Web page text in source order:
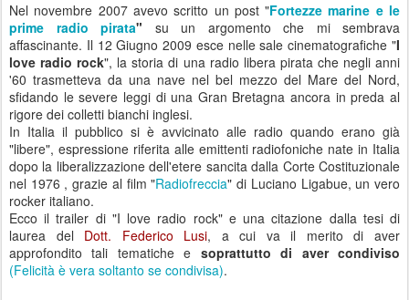
Nel novembre 2007 avevo scritto un post "Fortezze marine e le
prime radio pirata" su un argomento che mi sembrava
affascinante. Il 12 Giugno 2009 esce nelle sale cinematografiche "I
love radio rock", la storia di una radio libera pirata che negli anni
'60 trasmetteva da una nave nel bel mezzo del Mare del Nord,
sfidando le severe leggi di una Gran Bretagna ancora in preda al
rigore dei colletti bianchi inglesi.
In Italia il pubblico si è avvicinato alle radio quando erano già
"libere", espressione riferita alle emittenti radiofoniche nate in Italia
dopo la liberalizzazione dell'etere sancita dalla Corte Costituzionale
nel 1976 , grazie al film "Radiofreccia" di Luciano Ligabue, un vero
rocker italiano.
Ecco il trailer di "I love radio rock" e una citazione dalla tesi di
laurea del Dott. Federico Lusi, a cui va il merito di aver
approfondito tali tematiche e soprattutto di aver condiviso
(Felicità è vera soltanto se condivisa).